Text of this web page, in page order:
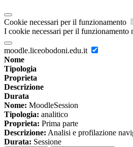
Cookie necessari per il funzionamento
I cookie necessari per il funzionamento
moodle.liceobodoni.edu.it
Nome
Tipologia
Proprieta
Descrizione
Durata
Nome: MoodleSession
Tipologia: analitico
Proprieta: Prima parte
Descrizione: Analisi e profilazione
Durata: Sessione